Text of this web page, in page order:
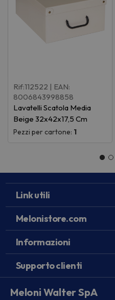
Rif:112522 | EAN:
8006843998858
Lavatelli Scatola Media
Beige 32x42x17,5 Cm
Pezzi per cartone: 1
Link utili
Melonistore.com
Informazioni
Supporto clienti
Meloni Walter SpA